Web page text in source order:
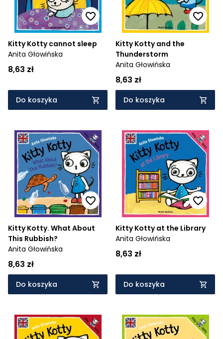
Kitty Kotty cannot sleep
Anita Głowińska
8,63 zł
Do koszyka
Kitty Kotty and the
Thunderstorm
Anita Głowińska
8,63 zł
Do koszyka
Kitty Kotty. What About
This Rubbish?
Anita Głowińska
8,63 zł
Do koszyka
Kitty Kotty at the Library
Anita Głowińska
8,63 zł
Do koszyka